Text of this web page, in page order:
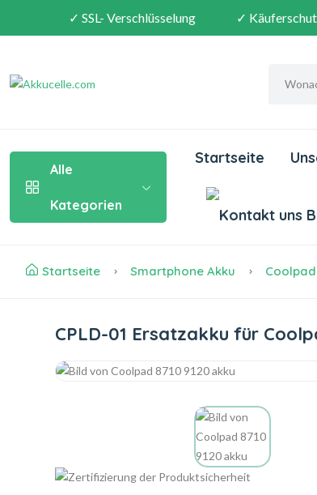
✓ SSL- Verschlüsselung ✓
Alle
Kategorien
Startseite
Startseite Smartphone Akku Coolpad
CPLD-01 Ersatzakku für